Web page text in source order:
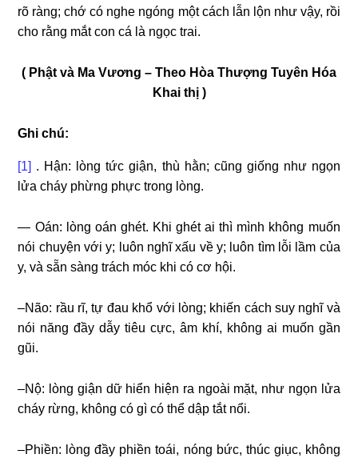
rõ ràng; chớ có nghe ngóng một cách lẫn lộn như vậy, rồi
cho rằng mắt con cá là ngọc trai.
( Phật và Ma Vương – Theo Hòa Thượng Tuyên Hóa
Khai thị )
Ghi chú:
[1] . Hận: lòng tức giận, thù hằn; cũng giống như ngọn
lửa cháy phừng phực trong lòng.
— Oán: lòng oán ghét. Khi ghét ai thì mình không muốn
nói chuyện với y; luôn nghĩ xấu về y; luôn tìm lỗi lầm của
y, và sẵn sàng trách móc khi có cơ hội.
–Não: rầu rĩ, tự đau khổ với lòng; khiến cách suy nghĩ và
nói năng đầy dẫy tiêu cực, âm khí, không ai muốn gần
gũi.
–Nộ: lòng giận dữ hiển hiện ra ngoài mặt, như ngọn lửa
cháy rừng, không có gì có thể dập tắt nổi.
–Phiền: lòng đầy phiền toái, nóng bức, thúc giục, không